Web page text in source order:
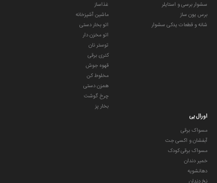
سشوار برسی و استایلر
برس یون ساز
شانه و قطعات یدکی سشوار
غذاساز
ماشین آشپزخانه
اتو بخار دستی
اتو مخزن دار
توستر نان
کتری برقی
قهوه جوش
مخلوط کن
همزن دستی
چرخ گوشت
بخار پز
اورال بی
مسواک برقی
آبفشان و اکسی جت
مسواک برقی کودک
خمیر دندان
دهانشویه